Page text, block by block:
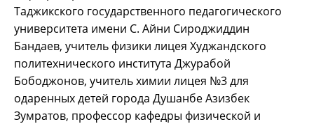
Таджикского государственного педагогического
университета имени С. Айни Сироджиддин
Бандаев, учитель физики лицея Худжандского
политехнического института Джурабой
Бободжонов, учитель химии лицея №3 для
одаренных детей города Душанбе Азизбек
Зумратов, профессор кафедры физической и